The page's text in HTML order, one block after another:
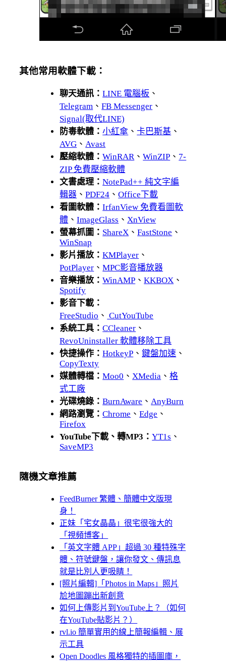
其他常用軟體下載：
聊天通訊：LINE 電腦板 、
Telegram 、FB Messenger 、
Signal(取代LINE)
防毒軟體：小紅傘 、卡巴斯基 、
AVG 、 Avast
壓縮軟體：WinRAR 、WinZIP 、 7-
ZIP 免費壓縮軟體
文書處理：NotePad++ 純文字編
輯器 、PDF24 、Office下載
看圖軟體：IrfanView 免費看圖軟
體 、ImageGlass 、 XnView
螢幕抓圖： ShareX 、FastStone 、
WinSnap
影片播放：KMPlayer 、
PotPlayer 、MPC影音播放器
音樂播放：WinAMP 、KKBOX 、
Spotify
影音下載：
FreeStudio 、 CutYouTube
系統工具：CCleaner 、
RevoUninstaller 軟體移除工具
快捷操作：HotkeyP 、鍵盤加速 、
CopyTexty
媒體轉檔：Moo0 、 XMedia 、格
式工廠
光碟燒錄：BurnAware 、 AnyBurn
網路瀏覽：Chrome 、Edge 、
Firefox
YouTube下載、轉MP3：YT1s 、
SaveMP3
隨機文章推薦
FeedBurner 繁體、簡體中文版現
身！
正妹「宅女晶晶」很宅很強大的
「視頻博客」
「英文字體 APP」超過 30 種特殊字
體、符號鍵盤，讓你發文、傳訊息
就是比別人更吸睛！
[照片編輯]「Photos in Maps」照片
尬地圖蹦出新創意
如何上傳影片到YouTube上？（如何
在YouTube貼影片？）
rvl.io 簡單實用的線上簡報編輯、展
示工具
Open Doodles 風格獨特的插圖庫，